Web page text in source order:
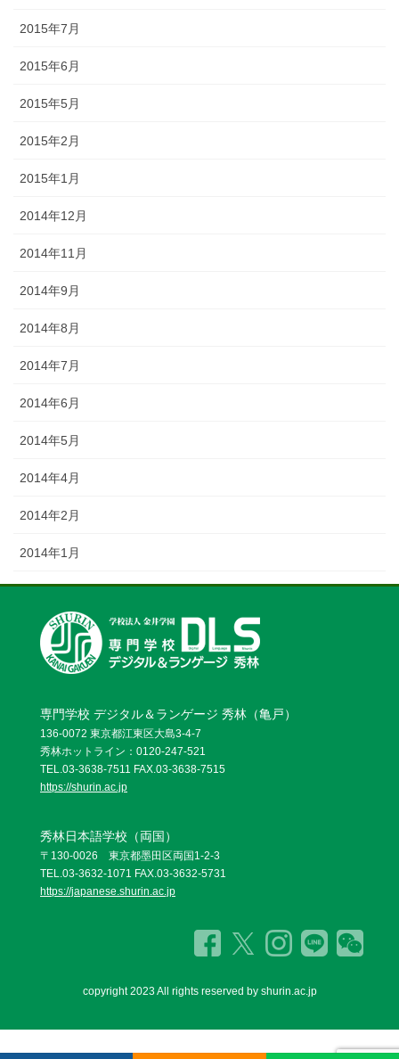
2015年7月
2015年6月
2015年5月
2015年2月
2015年1月
2014年12月
2014年11月
2014年9月
2014年8月
2014年7月
2014年6月
2014年5月
2014年4月
2014年2月
2014年1月
専門学校 デジタル＆ランゲージ 秀林（亀戸）
136-0072 東京都江東区大島3-4-7
秀林ホットライン：0120-247-521
TEL.03-3638-7511 FAX.03-3638-7515
https://shurin.ac.jp
秀林日本語学校（両国）
〒130-0026 東京都墨田区両国1-2-3
TEL.03-3632-1071 FAX.03-3632-5731
https://japanese.shurin.ac.jp
copyright 2023 All rights reserved by shurin.ac.jp